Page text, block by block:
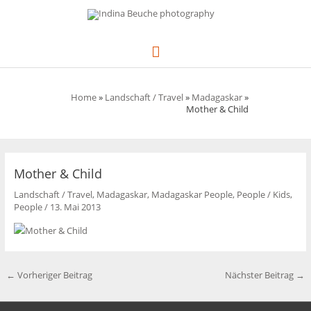
Hauptmenü
Home» Landschaft / Travel» Madagaskar»
Mother & Child
Mother & Child
Landschaft / Travel, Madagaskar, Madagaskar People, People/ Kids,
People/ 13. Mai 2013
← Vorheriger Beitrag Nächster Beitrag →